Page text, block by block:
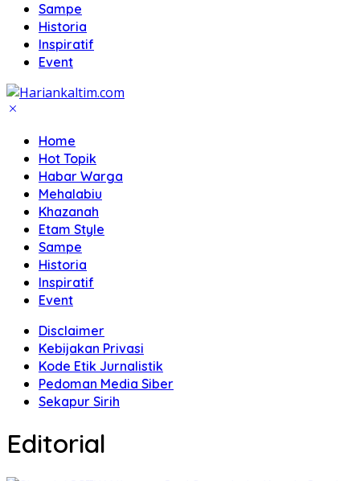
Sampe
Historia
Inspiratif
Event
Home
Hot Topik
Habar Warga
Mehalabiu
Khazanah
Etam Style
Sampe
Historia
Inspiratif
Event
Disclaimer
Kebijakan Privasi
Kode Etik Jurnalistik
Pedoman Media Siber
Sekapur Sirih
Editorial